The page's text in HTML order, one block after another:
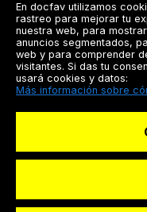
Docfav
En docfav utilizamos
rastreo para mejorar tu
nuestra web, para
anuncios segmentados,
web y para comprender
visitantes. Si das tu
usará cookies y datos:
Más información sobre